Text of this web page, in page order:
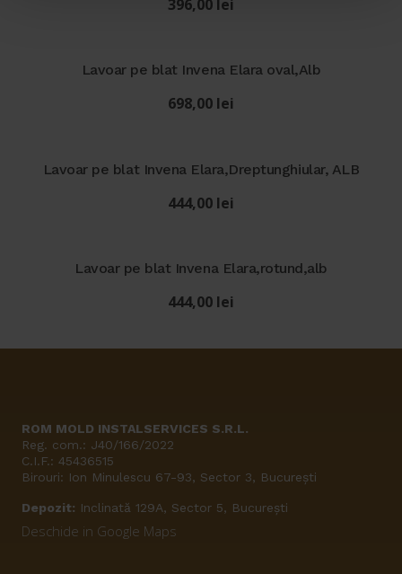
396,00 lei
Lavoar pe blat Invena Elara oval,Alb
698,00 lei
Lavoar pe blat Invena Elara,Dreptunghiular, ALB
444,00 lei
Lavoar pe blat Invena Elara,rotund,alb
444,00 lei
ROM MOLD INSTALSERVICES S.R.L.
Reg. com.: J40/166/2022
C.I.F.: 45436515
Birouri: Ion Minulescu 67-93, Sector 3, București
Depozit: Inclinată 129A, Sector 5, București
Deschide in Google Maps